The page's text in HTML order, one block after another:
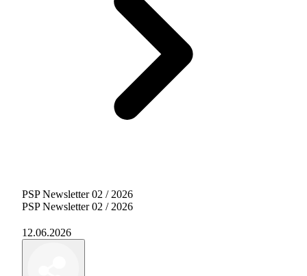
PSP Newsletter 02 / 2026
PSP Newsletter 02 / 2026
12.06.2026